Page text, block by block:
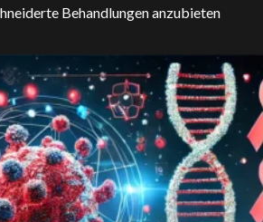
Behandlungen anzubieten